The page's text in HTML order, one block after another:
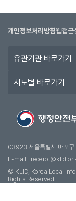
개인정보처리방침웹접근
관
도
기
03923 서울특별시 마포구
E-mail :
© KLID, Korea Local
Rights Reserved.